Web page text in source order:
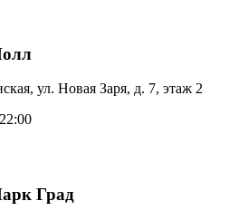
ул. Новая Заря, д. 7, этаж 2
Град